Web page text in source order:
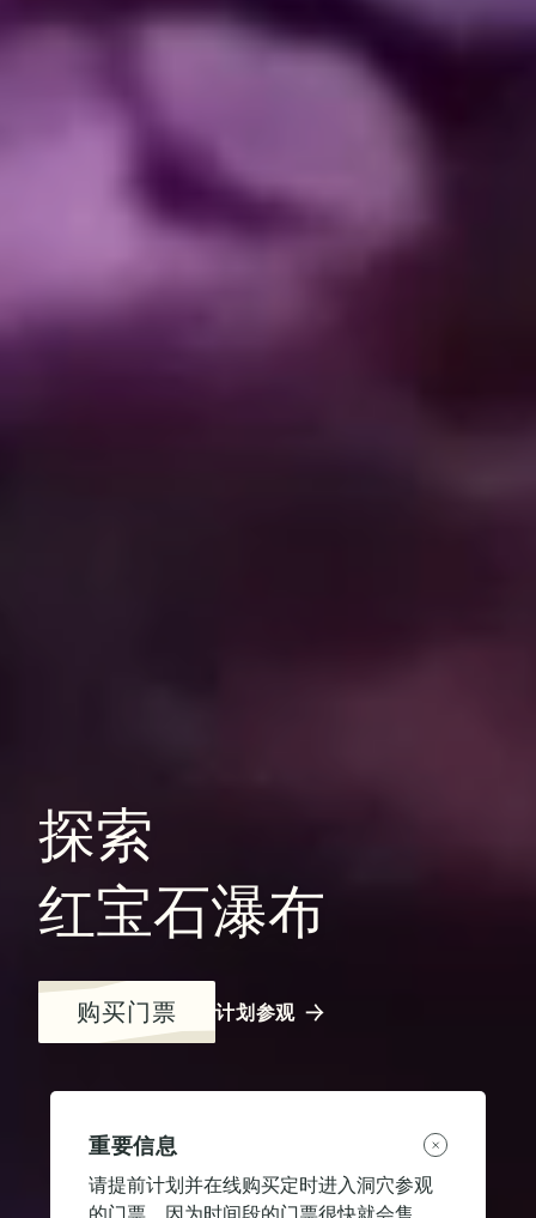
探索
红宝石瀑布
购买门票 计划参观
重要信息
请提前计划并在线购买定时进入洞穴参观
的门票，因为时间段的门票很快就会售